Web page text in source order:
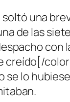
una
de las
creído[/
lo